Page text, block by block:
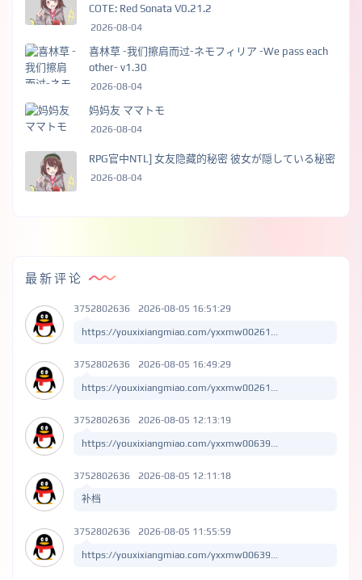
COTE: Red Sonata V0.21.2
2026-08-04
喜林草 -我们擦肩而过-ネモフィリア -We pass each
other- v1.30
2026-08-04
妈妈友 ママトモ
2026-08-04
RPG官中NTL] 女友隐藏的秘密 彼女が隠している秘密
2026-08-04
最新评论
3752802636 2026-08-05 16:51:29
https://youxixiangmiao.com/yxxmw00261...
3752802636 2026-08-05 16:49:29
https://youxixiangmiao.com/yxxmw00261...
3752802636 2026-08-05 12:13:19
https://youxixiangmiao.com/yxxmw00639...
3752802636 2026-08-05 12:11:18
补档
3752802636 2026-08-05 11:55:59
https://youxixiangmiao.com/yxxmw00639...